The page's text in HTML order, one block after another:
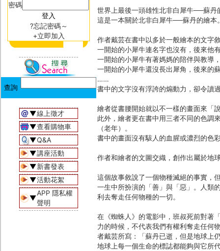
密碼
?忘記密碼～
+立即加入
▼線上徵才
▼查看購物車
▼Q&A
▼講座活動
▼新書發表
▼活動花絮
▼
APP 隱私權
聲明
世界上最後一頭雄性北非白犀牛──蘇丹
這是一本關於北非白犀牛──蘇丹的繪本
作者戴芸在書中以多於一般繪本的文字
一開始的小犀牛連名字也沒有，後來他
一開始的小犀牛有著媽媽的陪伴與教導
一開始的小犀牛還沒長出犀角，後來的
……
書中的文字沒有浮誇的煽動力，卻令讀
繪者從書腰開始就以不一樣的畫面來「
此外，繪者更在書中用三者不同的色調
（老年）。
書中的畫面沒有駭人的血腥或濃烈的色
作者和繪者的文圖交織，創作出屬於地
這個故事敘說了一個物種滅絕的事實，
一生中所扮演的「善」與「惡」。人類
利去奪走任何物種的一切。
在《蜘蛛人》的電影中，班叔死前對著
力的時候，不代表我們有權利奪走任何
者戴芸所寫：「蘇丹已逝，但是地球上
地球上每一個生命的標誌都能夠與它所